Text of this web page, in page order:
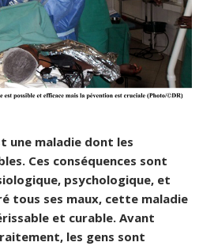
une maladie dont les
Ces conséquences sont
psychologique, et
tous ses maux, cette maladie
et curable. Avant
les gens sont